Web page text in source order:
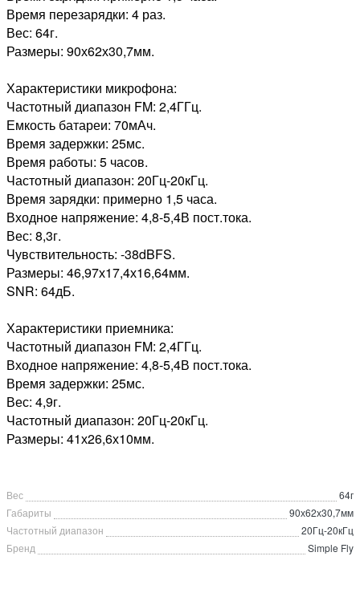
Время перезарядки: 4 раз.
Вес: 64г.
Размеры: 90х62х30,7мм.
Характеристики микрофона:
Частотный диапазон FM: 2,4ГГц.
Емкость батареи: 70мАч.
Время задержки: 25мс.
Время работы: 5 часов.
Частотный диапазон: 20Гц-20кГц.
Время зарядки: примерно 1,5 часа.
Входное напряжение: 4,8-5,4В пост.тока.
Вес: 8,3г.
Чувствительность: -38dBFS.
Размеры: 46,97х17,4х16,64мм.
SNR: 64дБ.
Характеристики приемника:
Частотный диапазон FM: 2,4ГГц.
Входное напряжение: 4,8-5,4В пост.тока.
Время задержки: 25мс.
Вес: 4,9г.
Частотный диапазон: 20Гц-20кГц.
Размеры: 41х26,6х10мм.
Вес
64г
Габариты
90х62х30,7мм
Частотный диапазон
20Гц-20кГц
Бренд
Simple Fly